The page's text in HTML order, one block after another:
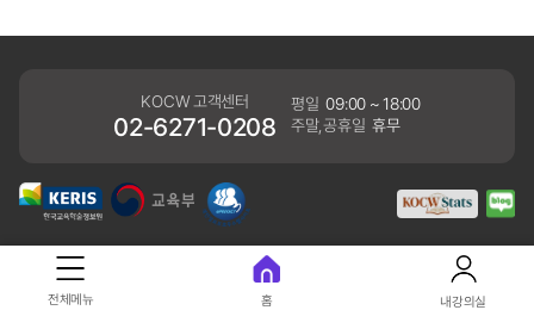
KOCW 고객센터
02-6271-0208
평일 09:00 ~ 18:00
주말,공휴일 휴무
개인정보처리방침
41061 대구광역시 동구 동내로 64 (동내동 1119) 우)41061
전체메뉴 홈 내강의실